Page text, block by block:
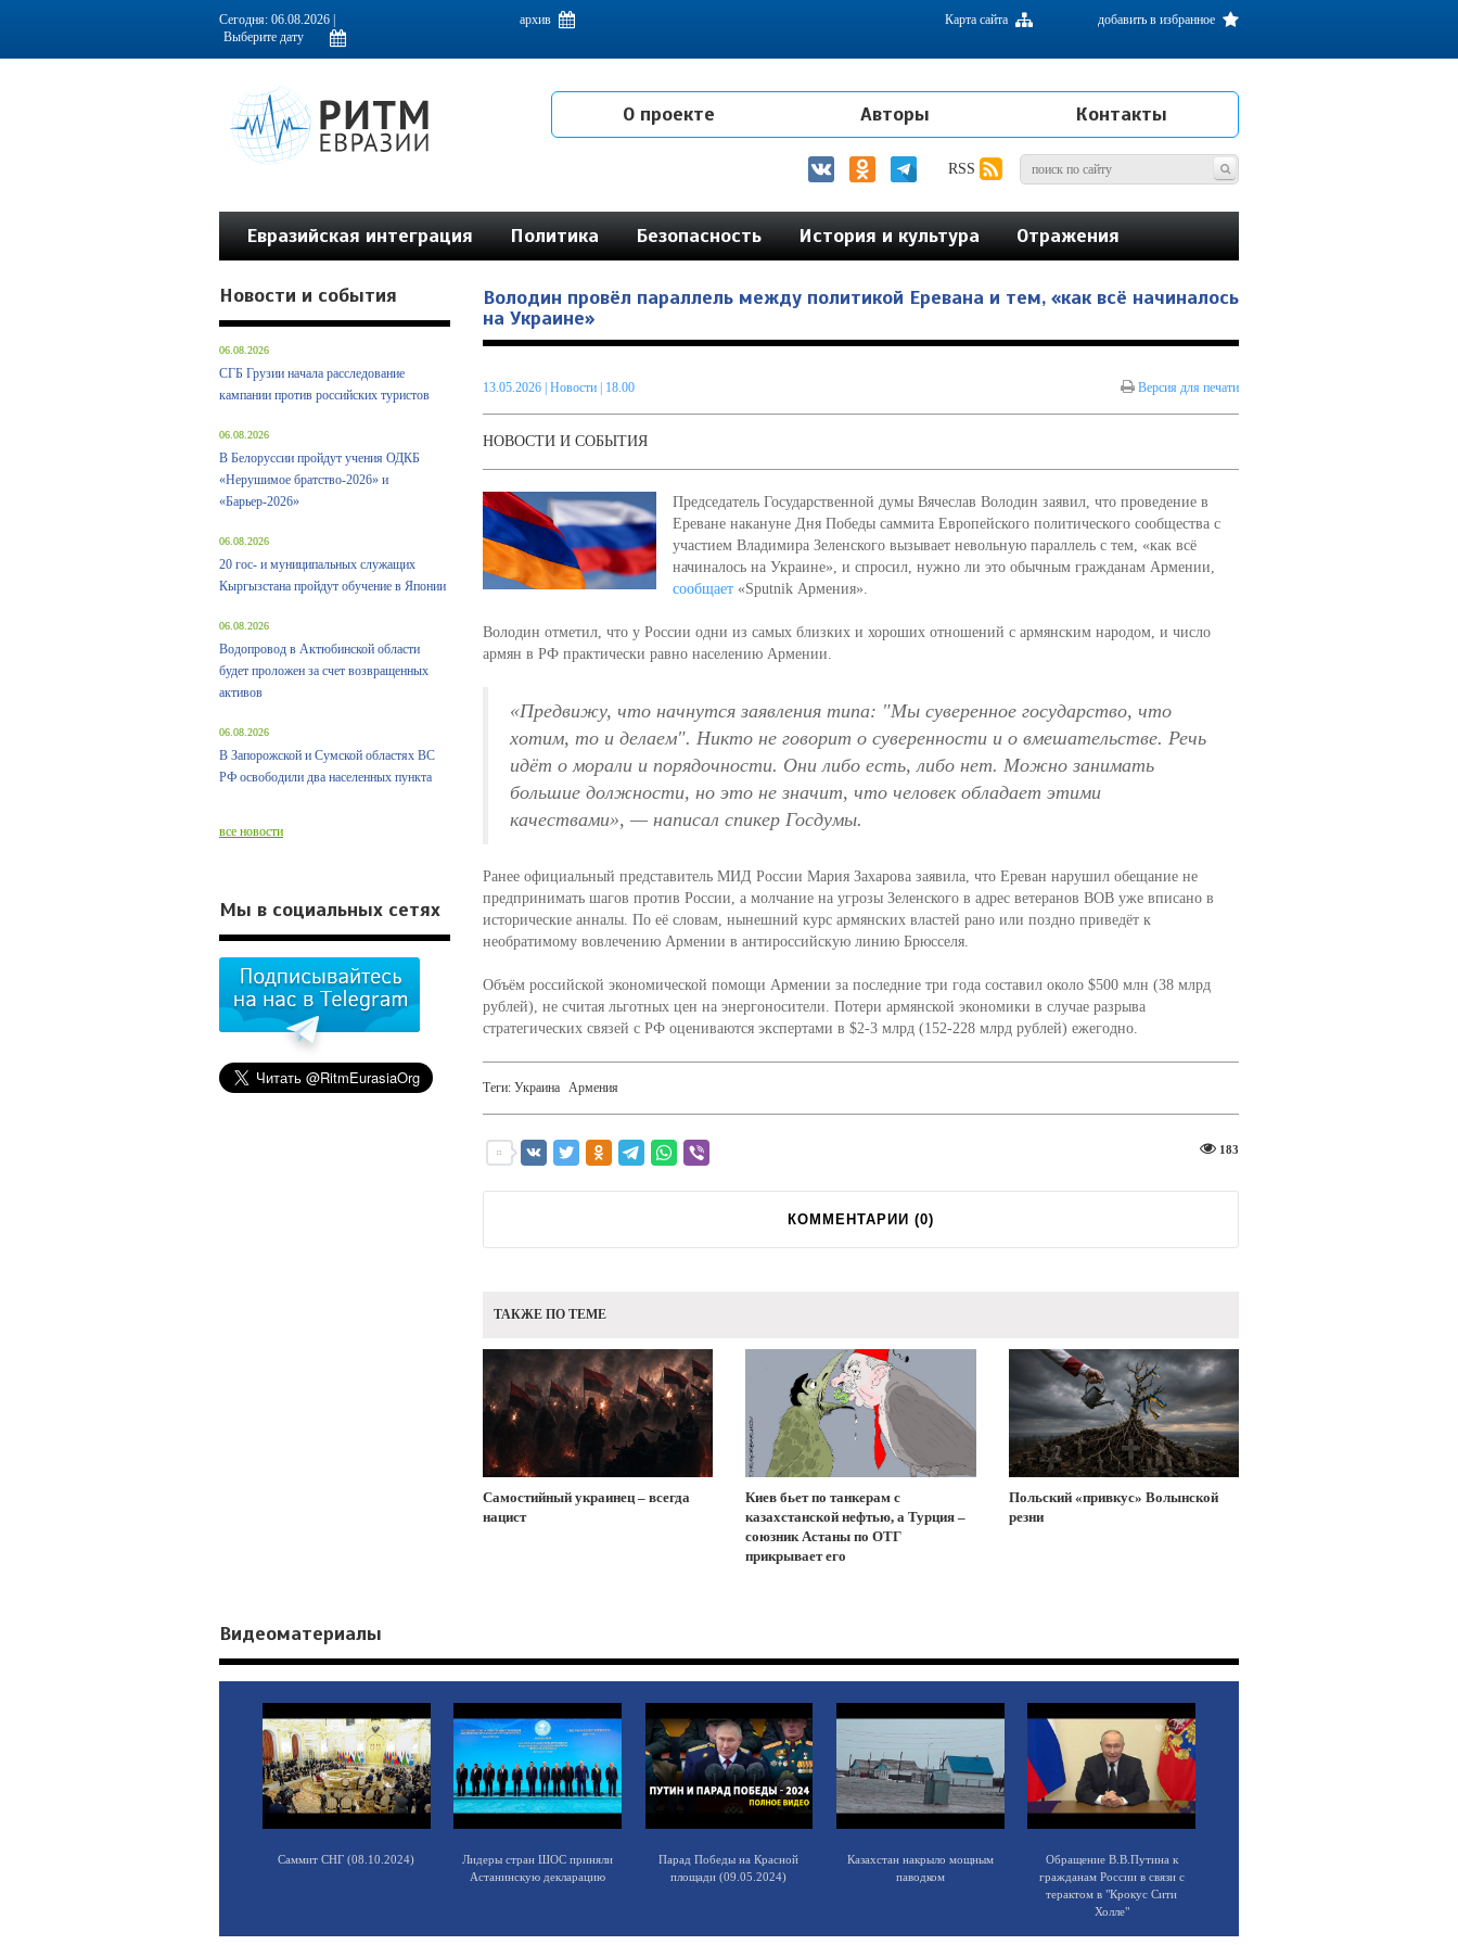
Информационно-аналитическое издание, посвященное актуальным проблемам интеграции на постсоветском пространстве
Сегодня: 06.08.2026 | архив добавить в избранное
Карта сайта
О проекте Авторы Контакты
RSS
Евразийская интеграция Политика Безопасность История и культура Отражения
Володин провёл параллель между политикой Еревана и тем, «как всё начиналось
на Украине»
13.05.2026| Новости | 18.00 Версия для печати
НОВОСТИ И СОБЫТИЯ
Председатель Государственной думы Вячеслав Володин заявил, что проведение в
Ереване накануне Дня Победы саммита Европейского политического сообщества с
участием Владимира Зеленского вызывает невольную параллель с тем, «как всё
начиналось на Украине», и спросил, нужно ли это обычным гражданам Армении,
сообщает«Sputnik Армения».
Володин отметил, что у России одни из самых близких и хороших отношений с армянским народом, и число
армян в РФ практически равно населению Армении.
«Предвижу, что начнутся заявления типа: "Мы суверенное государство, что
хотим, то и делаем". Никто не говорит о суверенности и о вмешательстве. Речь
идёт о морали и порядочности. Они либо есть, либо нет. Можно занимать
большие должности, но это не значит, что человек обладает этими
качествами», — написал спикер Госдумы.
Ранее официальный представитель МИД России Мария Захарова заявила, что Ереван нарушил обещание не
предпринимать шагов против России, а молчание на угрозы Зеленского в адрес ветеранов ВОВ уже вписано в
исторические анналы. По её словам, нынешний курс армянских властей рано или поздно приведёт к
необратимому вовлечению Армении в антироссийскую линию Брюсселя.
Объём российской экономической помощи Армении за последние три года составил около $500 млн (38 млрд
рублей), не считая льготных цен на энергоносители. Потери армянской экономики в случае разрыва
стратегических связей с РФ оцениваются экспертами в $2-3 млрд (152-228 млрд рублей) ежегодно.​
Теги: Украина Армения
183
КОММЕНТАРИИ (0)
ТАКЖЕ ПО ТЕМЕ
Самостийный украинец – всегда
нацист
Киев бьет по танкерам с
казахстанской нефтью, а Турция –
союзник Астаны по ОТГ
прикрывает его
Польский «привкус» Волынской
резни
Новости и события
06.08.2026
СГБ Грузии начала расследование
кампании против российских туристов
06.08.2026
В Белоруссии пройдут учения ОДКБ
«Нерушимое братство-2026» и
«Барьер-2026»
06.08.2026
20 гос- и муниципальных служащих
Кыргызстана пройдут обучение в Японии
06.08.2026
Водопровод в Актюбинской области
будет проложен за счет возвращенных
активов
06.08.2026
В Запорожской и Сумской областях ВС
РФ освободили два населенных пункта
все новости
Мы в социальных сетях
Видеоматериалы
Саммит СНГ (08.10.2024)
Лидеры стран ШОС приняли
Астанинскую декларацию
Парад Победы на Красной
площади (09.05.2024)
Казахстан накрыло мощным
паводком
Обращение В.В.Путина к
гражданам России в связи с
терактом в "Крокус Сити
Холле"